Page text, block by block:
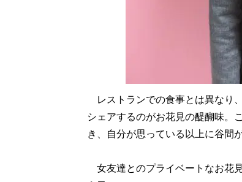
レストランでの食事とは異なり
シェアするのがお花見の醍醐味。
き、自分が思っている以上に谷間
女友達とのプライベートなお花